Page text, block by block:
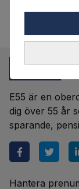
E55 är en
dig över 55 år
sparande,
Hantera